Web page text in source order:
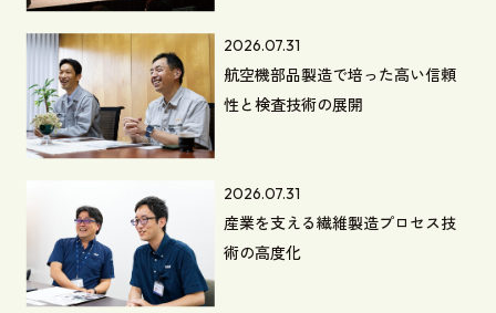
2026.07.31
航空機部品製造で培った高い信頼
性と検査技術の展開
2026.07.31
産業を支える繊維製造プロセス技
術の高度化